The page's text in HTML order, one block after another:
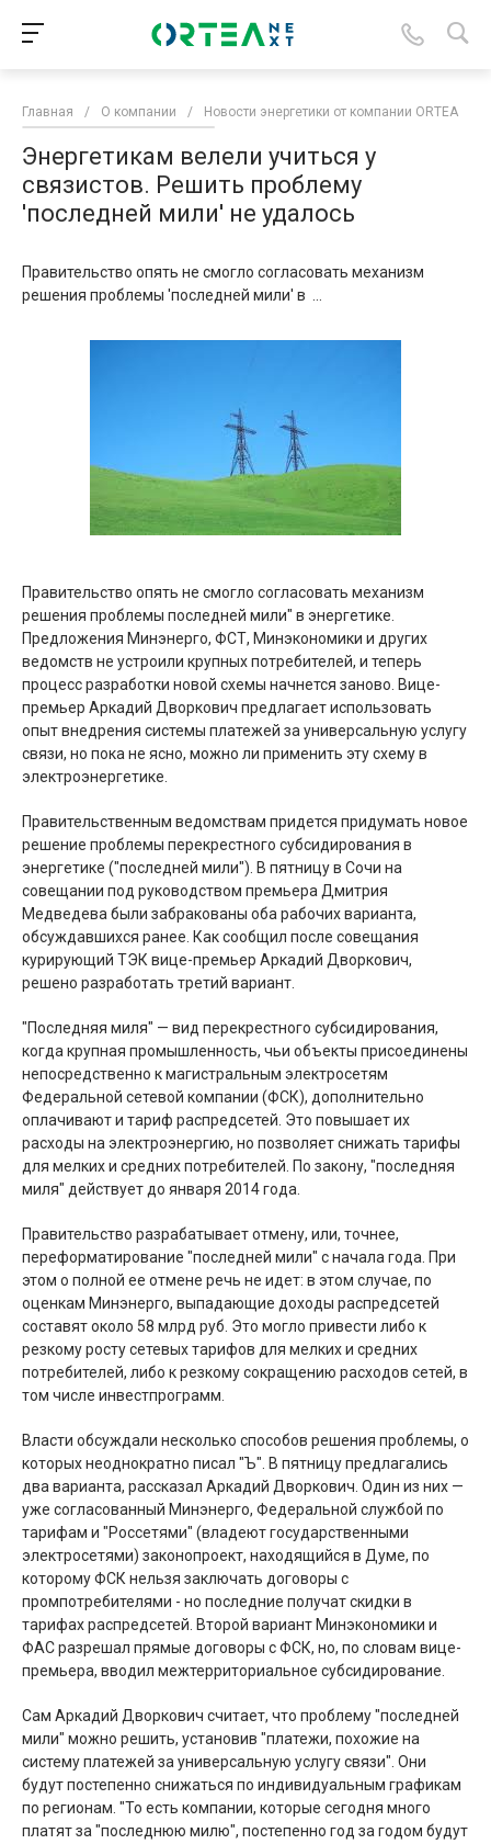
Главная / О компании / Новости энергетики от компании ORTEA
Энергетикам велели учиться у
связистов. Решить проблему
'последней мили' не удалось
Правительство опять не смогло согласовать механизм
решения проблемы 'последней мили' в ...
Правительство опять не смогло согласовать механизм
решения проблемы последней мили" в энергетике.
Предложения Минэнерго, ФСТ, Минэкономики и других
ведомств не устроили крупных потребителей, и теперь
процесс разработки новой схемы начнется заново. Вице-
премьер Аркадий Дворкович предлагает использовать
опыт внедрения системы платежей за универсальную услугу
связи, но пока не ясно, можно ли применить эту схему в
электроэнергетике.
Правительственным ведомствам придется придумать новое
решение проблемы перекрестного субсидирования в
энергетике ("последней мили"). В пятницу в Сочи на
совещании под руководством премьера Дмитрия
Медведева были забракованы оба рабочих варианта,
обсуждавшихся ранее. Как сообщил после совещания
курирующий ТЭК вице-премьер Аркадий Дворкович,
решено разработать третий вариант.
"Последняя миля" — вид перекрестного субсидирования,
когда крупная промышленность, чьи объекты присоединены
непосредственно к магистральным электросетям
Федеральной сетевой компании (ФСК), дополнительно
оплачивают и тариф распредсетей. Это повышает их
расходы на электроэнергию, но позволяет снижать тарифы
для мелких и средних потребителей. По закону, "последняя
миля" действует до января 2014 года.
Правительство разрабатывает отмену, или, точнее,
переформатирование "последней мили" с начала года. При
этом о полной ее отмене речь не идет: в этом случае, по
оценкам Минэнерго, выпадающие доходы распредсетей
составят около 58 млрд руб. Это могло привести либо к
резкому росту сетевых тарифов для мелких и средних
потребителей, либо к резкому сокращению расходов сетей, в
том числе инвестпрограмм.
Власти обсуждали несколько способов решения проблемы, о
которых неоднократно писал "Ъ". В пятницу предлагались
два варианта, рассказал Аркадий Дворкович. Один из них —
уже согласованный Минэнерго, Федеральной службой по
тарифам и "Россетями" (владеют государственными
электросетями) законопроект, находящийся в Думе, по
которому ФСК нельзя заключать договоры с
промпотребителями - но последние получат скидки в
тарифах распредсетей. Второй вариант Минэкономики и
ФАС разрешал прямые договоры с ФСК, но, по словам вице-
премьера, вводил межтерриториальное субсидирование.
Сам Аркадий Дворкович считает, что проблему "последней
мили" можно решить, установив "платежи, похожие на
систему платежей за универсальную услугу связи". Они
будут постепенно снижаться по индивидуальным графикам
по регионам. "То есть компании, которые сегодня много
платят за "последнюю милю", постепенно год за годом будут